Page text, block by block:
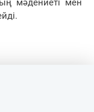
мәдениеті мен